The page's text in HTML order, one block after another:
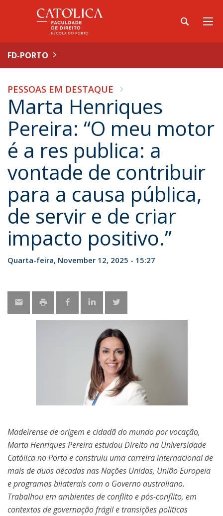
FD-PORTO
PESSOAS EM DESTAQUE
Marta Henriques
Pereira: “O meu motor
é a res publica: a
vontade de contribuir
para a causa pública,
de servir e de criar
impacto positivo.”
Quarta-feira, November 12, 2025 - 15:27
Madeirense de origem e cidadã do mundo por vocação,
Marta Henriques Pereira estudou Direito na Universidade
Católica no Porto e construiu uma carreira internacional de
mais de duas décadas nas Nações Unidas, União Europeia
e programas bilaterais com o Governo australiano.
Trabalhou em ambientes de conflito e pós-conflito, em
contextos de governação frágil e transições políticas